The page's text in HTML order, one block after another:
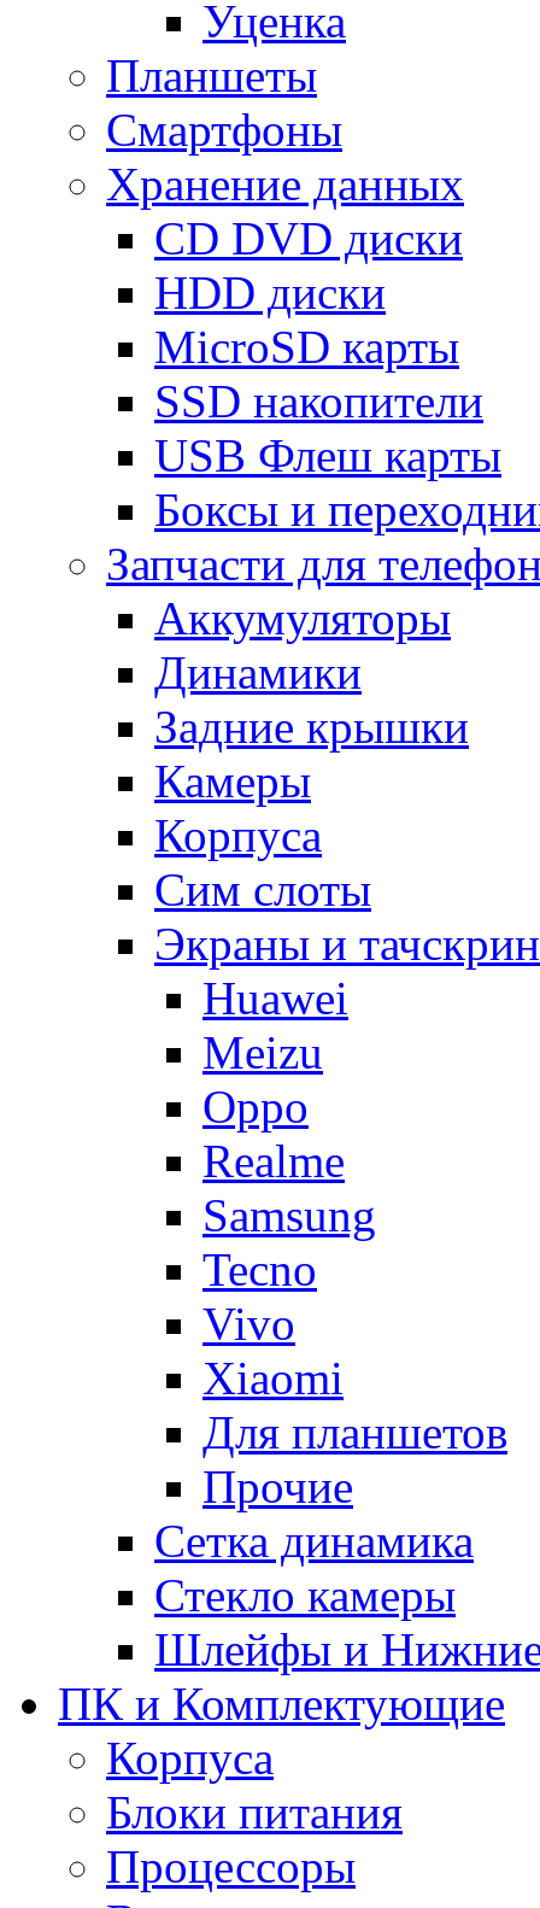
Уценка
Планшеты
Смартфоны
Хранение данных
CD DVD диски
HDD диски
MicroSD карты
SSD накопители
USB Флеш карты
Боксы и
Запчасти для
Аккумуляторы
Динамики
Задние крышки
Камеры
Корпуса
Сим слоты
Экраны и
Huawei
Meizu
Oppo
Realme
Samsung
Tecno
Vivo
Xiaomi
Для планшетов
Прочие
Сетка динамика
Стекло камеры
Шлейфы и
ПК и Комплектующие
Корпуса
Блоки питания
Процессоры